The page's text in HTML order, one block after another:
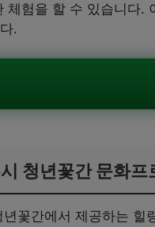
체험을 할 수 있습니다.
.
청년꽃간 문화프
년꽃간에서 제공하는 힐